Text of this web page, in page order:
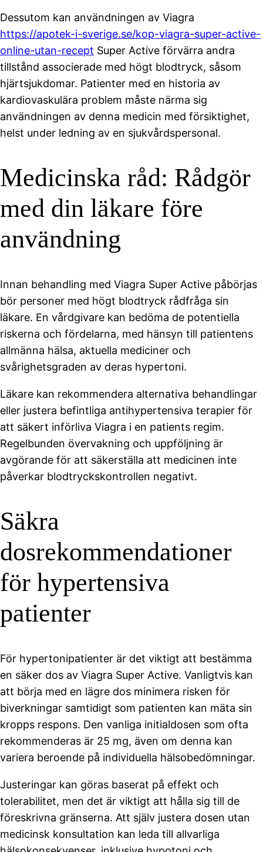
Dessutom kan användningen av Viagra
https://apotek-i-sverige.se/kop-viagra-super-active-
online-utan-recept Super Active förvärra andra
tillstånd associerade med högt blodtryck, såsom
hjärtsjukdomar. Patienter med en historia av
kardiovaskulära problem måste närma sig
användningen av denna medicin med försiktighet,
helst under ledning av en sjukvårdspersonal.
Medicinska råd: Rådgör
med din läkare före
användning
Innan behandling med Viagra Super Active påbörjas
bör personer med högt blodtryck rådfråga sin
läkare. En vårdgivare kan bedöma de potentiella
riskerna och fördelarna, med hänsyn till patientens
allmänna hälsa, aktuella mediciner och
svårighetsgraden av deras hypertoni.
Läkare kan rekommendera alternativa behandlingar
eller justera befintliga antihypertensiva terapier för
att säkert införliva Viagra i en patients regim.
Regelbunden övervakning och uppföljning är
avgörande för att säkerställa att medicinen inte
påverkar blodtryckskontrollen negativt.
Säkra
dosrekommendationer
för hypertensiva
patienter
För hypertonipatienter är det viktigt att bestämma
en säker dos av Viagra Super Active. Vanligtvis kan
att börja med en lägre dos minimera risken för
biverkningar samtidigt som patienten kan mäta sin
kropps respons. Den vanliga initialdosen som ofta
rekommenderas är 25 mg, även om denna kan
variera beroende på individuella hälsobedömningar.
Justeringar kan göras baserat på effekt och
tolerabilitet, men det är viktigt att hålla sig till de
föreskrivna gränserna. Att själv justera dosen utan
medicinsk konsultation kan leda till allvarliga